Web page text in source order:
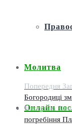
Молитва
Онлайн
Попередня
Богородиці
Наступна
погребіння